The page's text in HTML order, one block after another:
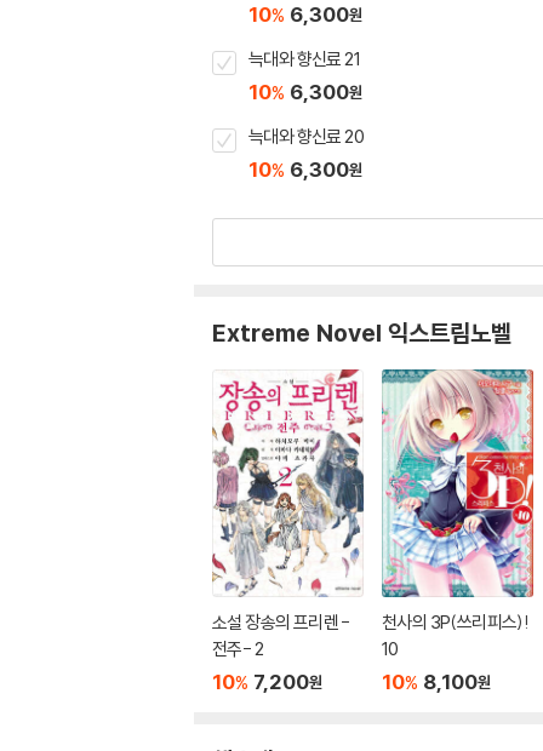
10% 6,300원
늑대와 향신료 21
10% 6,300원
늑대와 향신료 20
10% 6,300원
Extreme Novel 익스트림노벨
소설 장송의 프리렌 -
전주- 2
10% 7,200원
천사의 3P(쓰리피스)!
10
10% 8,100원